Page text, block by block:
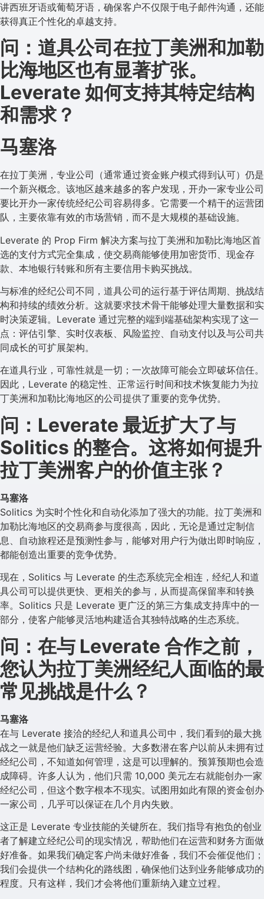
讲西班牙语或葡萄牙语，确保客户不仅限于电子邮件沟通，还能
获得真正个性化的卓越支持。
问：道具公司在拉丁美洲和加勒
比海地区也有显著扩张。
Leverate 如何支持其特定结构
和需求？
马塞洛
在拉丁美洲，专业公司（通常通过资金账户模式得到认可）仍是
一个新兴概念。该地区越来越多的客户发现，开办一家专业公司
要比开办一家传统经纪公司容易得多。它需要一个精干的运营团
队，主要依靠有效的市场营销，而不是大规模的基础设施。
Leverate 的 Prop Firm 解决方案与拉丁美洲和加勒比海地区首
选的支付方式完全集成，使交易商能够使用加密货币、现金存
款、本地银行转账和所有主要信用卡购买挑战。
与标准的经纪公司不同，道具公司的运行基于评估周期、挑战结
构和持续的绩效分析。这就要求技术骨干能够处理大量数据和实
时决策逻辑。Leverate 通过完整的端到端基础架构实现了这一
点：评估引擎、实时仪表板、风险监控、自动支付以及与公司共
同成长的可扩展架构。
在道具行业，可靠性就是一切；一次故障可能会立即破坏信任。
因此，Leverate 的稳定性、正常运行时间和技术恢复能力为拉
丁美洲和加勒比海地区的公司提供了重要的竞争优势。
问：Leverate 最近扩大了与
Solitics 的整合。这将如何提升
拉丁美洲客户的价值主张？
马塞洛
Solitics 为实时个性化和自动化添加了强大的功能。拉丁美洲和
加勒比海地区的交易商参与度很高，因此，无论是通过定制信
息、自动旅程还是预测性参与，能够对用户行为做出即时响应，
都能创造出重要的竞争优势。
现在，Solitics 与 Leverate 的生态系统完全相连，经纪人和道
具公司可以提供更快、更相关的参与，从而提高保留率和转换
率。Solitics 只是 Leverate 更广泛的第三方集成支持库中的一
部分，使客户能够灵活地构建适合其独特战略的生态系统。
问：在与 Leverate 合作之前，
您认为拉丁美洲经纪人面临的最
常见挑战是什么？
马塞洛
在与 Leverate 接洽的经纪人和道具公司中，我们看到的最大挑
战之一就是他们缺乏运营经验。大多数潜在客户以前从未拥有过
经纪公司，不知道如何管理，这是可以理解的。预算预期也会造
成障碍。许多人认为，他们只需 10,000 美元左右就能创办一家
经纪公司，但这个数字根本不现实。试图用如此有限的资金创办
一家公司，几乎可以保证在几个月内失败。
这正是 Leverate 专业技能的关键所在。我们指导有抱负的创业
者了解建立经纪公司的现实情况，帮助他们在运营和财务方面做
好准备。如果我们确定客户尚未做好准备，我们不会催促他们；
我们会提供一个结构化的路线图，确保他们达到业务能够成功的
程度。只有这样，我们才会将他们重新纳入建立过程。